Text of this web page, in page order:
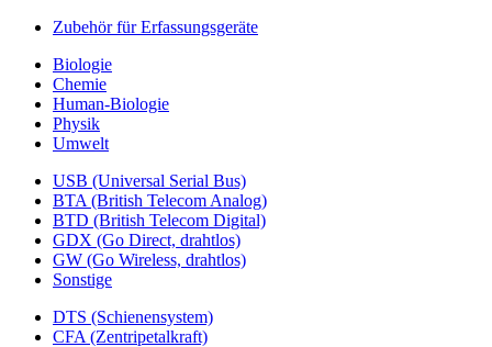
Zubehör für Erfassungsgeräte
Biologie
Chemie
Human-Biologie
Physik
Umwelt
USB (Universal Serial Bus)
BTA (British Telecom Analog)
BTD (British Telecom Digital)
GDX (Go Direct, drahtlos)
GW (Go Wireless, drahtlos)
Sonstige
DTS (Schienensystem)
CFA (Zentripetalkraft)